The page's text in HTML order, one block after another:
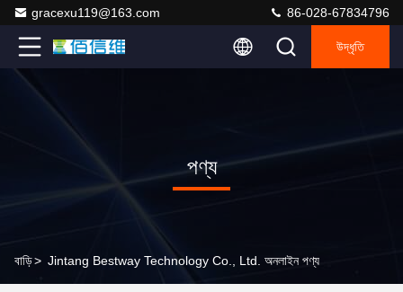
gracexu119@163.com 86-028-67834796
উদ্ধৃতি
পণ্য
বাড়ি> Jintang Bestway Technology Co., Ltd. অনলাইন পণ্য